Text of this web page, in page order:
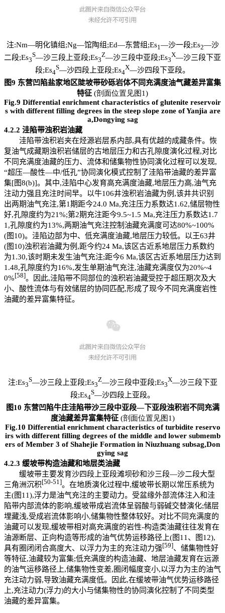
注:Nm—明化镇组;Ng—馆陶组;Ed—东营组;Es1—沙一段;Es2—沙
二段;Es3
S—沙三段上亚段;Es3
Z—沙三段中亚段;Es3
X—沙三段下亚
段;Es4
S—沙四段上亚段;Es4
X—沙四段下亚段。
图9 东营凹陷盐家地区陡坡带砂砾岩体不同充满度油气藏差异富集
特征 (剖面位置见图1)
Fig.9 Differential enrichment characteristics of glutenite reservoir
s with different filling degrees in the steep slope zone of Yanjia are
a,Dongying sag
4.2.2 洼陷带浊积岩油藏
洼陷带浊积岩夹在烃源岩层系内部,具有优越的成藏条件。恢
复油气成藏期浊积岩储层的古地层压力和古孔隙度演化过程,对比
不同充满度油藏的压力、流体和储集物性协同演化过程可以发现,
“超压—酸性—中/低孔”协同演化模式控制了洼陷带油藏的差异富
集[图8(b)]。其中,洼陷中心发育高充满度油藏,地层压力高,油气充
注动力强且充注时间早。以牛106井浊积岩油藏为例,该井共识别
出两期油气充注,第1期距今24.0 Ma,充注压力系数达1.62,储层物性
好,孔隙度约为21%;第2期充注距今9.5~1.5 Ma,充注压力系数达1.7
1,孔隙度约为13%,两期油气充注控制油藏充满度可达80%~100%
(图10)。洼陷边部为中、低充满度油藏,地层压力较低。以王63井
(图10)浊积岩油藏为例,距今约24 Ma,该区古近系地层压力系数约
为1.30,该时期未发生油气充注;距今6 Ma,该区古近系地层压力达到
1.48,孔隙度约为16%,发生单期油气充注,油藏充满度仅为20%~4
0%[58]。因此,洼陷带不同部位的浊积岩油藏受控于超压期次及大
小、酸性流体与有效储层的协同匹配,形成了现今不同充满度岩性
油藏的差异富集特征。
注:Es3
S—沙三段上亚段;Es3
Z—沙三段中亚段;Es3
X—沙三段下亚
段;Es4
S—沙四段上亚段。
图10 东营凹陷牛庄洼陷带沙三段中亚段—下亚段浊积岩不同充满
度油藏差异富集特征 (剖面位置见图1)
Fig.10 Differential enrichment characteristics of turbidite reservo
irs with different filling degrees of the middle and lower submemb
ers of Member 3 of Shahejie Formation in Niuzhuang subsag,Don
gying sag
4.2.3 缓坡带构造油藏和地层类油藏
缓坡带主要发育沙四段上亚段滩坝砂和沙三段—沙二段大型
三角洲沉积[50-51]。在地质演化过程中,缓坡带长期以常压系统为
主(图11),浮力是油气充注的主要动力。受盆缘外部流体注入和洼
陷带内部流体的影响,缓坡带成岩流体呈弱酸与弱碱交替演化;储层
埋藏浅,受成岩流体影响小,储集物性整体较好。对比不同充满度的
油藏可以发现,缓坡带相对高充满度的岩性-构造类油藏往往发育在
油源断层、正向构造等形成的油气优势运移路径上(图11、图12),
具有圈闭闭合高度大、以浮力为主的充注动力强[59]、储集物性好
等特征,油藏较为富集;低充满度的构造油藏、地层油藏发育在远源
的油气运移路径上,储集物性变差,圈闭幅度变小,以浮力为主的油气
充注动力弱,导致油藏充满度低。因此,在缓坡带油气优势运移路径
上,充注动力(浮力)的大小与储集物性的协同演化控制了不同类型
油藏的差异富集。